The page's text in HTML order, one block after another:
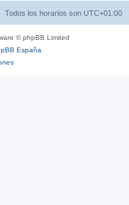
Todos los horarios son UTC+01:00
© phpBB Limited
España